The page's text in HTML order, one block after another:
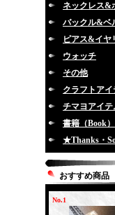
ネックレス&
バックル&ベ
ピアス&イヤ
ウォッチ
その他
クラフトアイ
チマヨアイテ
書籍（Book）
★Thanks・
おすすめ商品
No.1